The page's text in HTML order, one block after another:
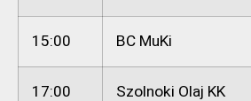
15:00 BC MuKi
17:00 Szolnoki Olaj KK